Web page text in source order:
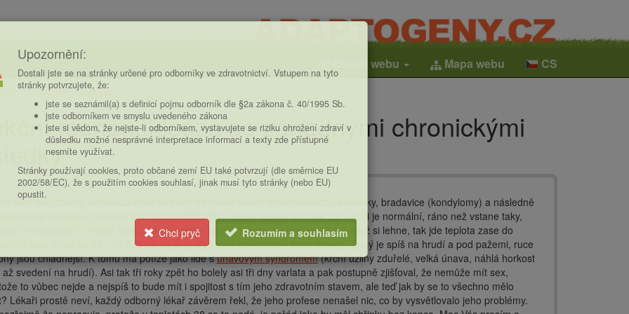
Obsah webu Mapa webu CS
Odpovědi na dotazy
mononukleóza se záhadnými chronickými
den, můj 25 letý syn dostal před pěti léty od jedné slečny mononukleózu, kvasinky, bradavice (kondylomy) a následně
půlroce na to virózu, po které mu zůstaly již čtvrtým rokem teploty a to tak, že v noci je normální, ráno než vstane taky,
když má jakoukoli i malou zátěž, tak mu podle zátěže stoupá teplota na 37,8 a když si lehne, tak jde teplota zase do
dolu třeba na 37 - 37,2, a tak to je již čtyři roky den co den beze změny. Teplý je spíš na hrudí a pod pažemi, ruce
jsou chladnější. K tomu má potíže jako lidé súnavovým syndromem(krční uzliny zduřelé, velká únava, náhlá horkost
až svedení na hrudí). Asi tak tři roky zpět ho bolely asi tři dny varlata a pak postupně zjišťoval, že nemůže mít sex,
to vůbec nejde a nejspíš to bude mít i spojitost s tím jeho zdravotním stavem, ale teď jak by se to všechno mělo
Lékaři prostě neví, každý odborný lékař závěrem řekl, že jeho profese nenašel nic, co by vysvětlovalo jeho problémy.
Upozornění:
Dostali jste se na stránky určené pro odborníky ve zdravotnictví. Vstupem na tyto
stránky potvrzujete, že:
jste se seznámil(a) s definicí pojmu odborník dle §2a zákona č. 40/1995 Sb.
jste odborníkem ve smyslu uvedeného zákona
jste si vědom, že nejste-li odborníkem, vystavujete se riziku ohrožení zdraví v
důsledku možné nesprávné interpretace informací a texty zde přístupné
nesmíte využívat.
Stránky používají cookies, proto občané zemí EU také potvrzují (dle směrnice EU
2002/58/EC), že s použitím cookies souhlasí, jinak musí tyto stránky (nebo EU)
opustit.
Chci pryč Rozumím a souhlasím